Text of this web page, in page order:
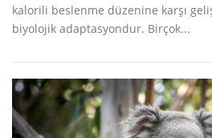
kalorili beslenme düzenine karşı
biyolojik adaptasyondur. Birçok...